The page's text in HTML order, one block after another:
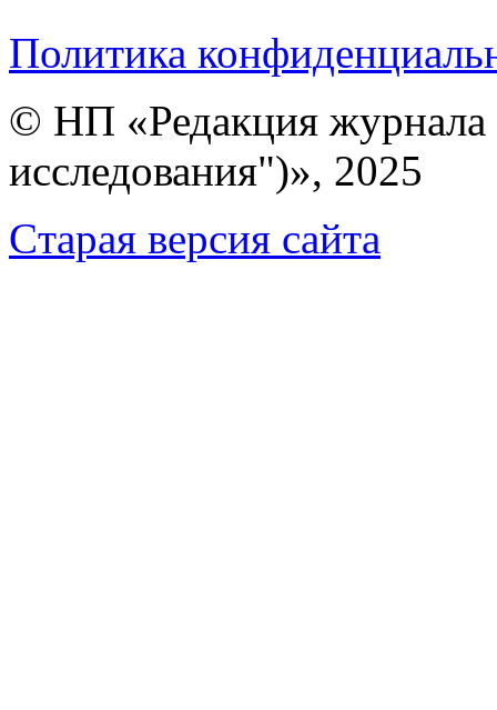
Политика
© НП «Редакция
исследования")», 2025
Cтарая версия сайта